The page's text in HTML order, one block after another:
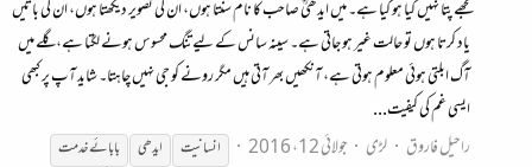
مجھے پتا نہیں کیا ہو گیا ہے۔ میں ایدھیؒ صاحب کا نام سنتا ہوں، ان کی تصویر دیکھتا ہوں، ان کی باتیں
یاد کرتا ہوں تو حالت غیر ہو جاتی ہے۔ سینہ سانس کے لیے تنگ محسوس ہونے لگتا ہے، گلے میں
آگ ابلتی ہوئی معلوم ہوتی ہے، آنکھیں بھر آتی ہیں مگر رونے کو جی نہیں چاہتا۔ شاید آپ پر کبھی
ایسی غم کی کیفیت...
راحیل فاروق
لڑی جولائی 12، 2016 انسانیت ایدھی بابائےخدمت